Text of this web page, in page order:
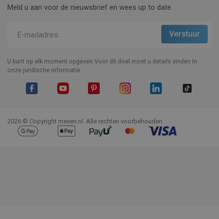
Meld u aan voor de nieuwsbrief en wees up to date.
U kunt op elk moment opgeven.Voor dit doel moet u details vinden in
onze juridische informatie.
2026 © Copyright mexen.nl. Alle rechten voorbehouden.